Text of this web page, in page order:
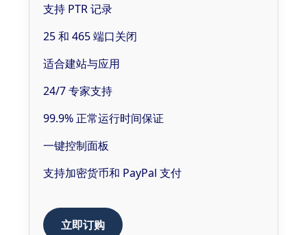
支持 PTR 记录
25 和 465 端口关闭
适合建站与应用
24/7 专家支持
99.9% 正常运行时间保证
一键控制面板
支持加密货币和 PayPal 支付
立即订购